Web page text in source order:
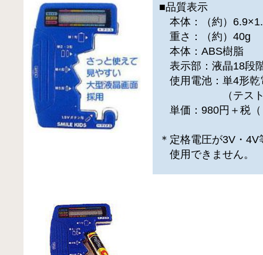
■品質表示
本体：（約）
重さ：（約）40g
本体：ABS樹脂
表示部：液晶18段
使用電池：単4形乾
（テスト用
単価：980円＋税（
＊定格電圧が3V・
使用できません。